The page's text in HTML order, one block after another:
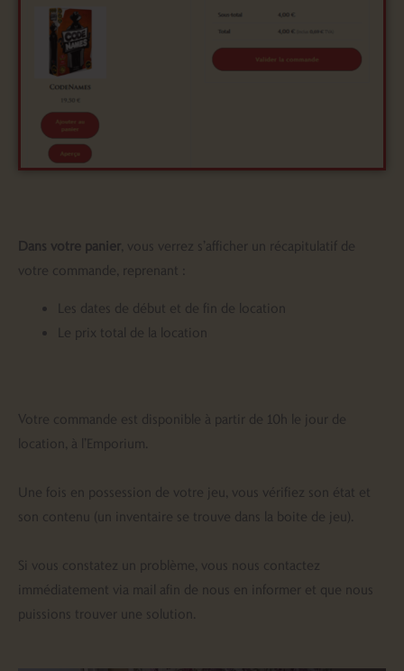
Dans votre panier, vous verrez s’afficher un récapitulatif de
votre commande, reprenant :
Les dates de début et de fin de location
Le prix total de la location
Votre commande est disponible à partir de 10h le jour de
location, à l’Emporium.
Une fois en possession de votre jeu, vous vérifiez son état et
son contenu (un inventaire se trouve dans la boite de jeu).
Si vous constatez un problème, vous nous contactez
immédiatement via mail afin de nous en informer et que nous
puissions trouver une solution.